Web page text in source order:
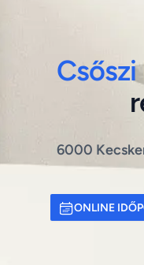
6000
ONLINE